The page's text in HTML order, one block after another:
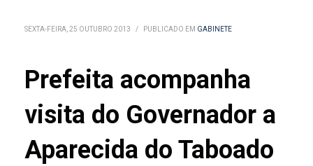
SEXTA-FEIRA, 25 OUTUBRO 2013 / PUBLICADO EM GABINETE
Prefeita acompanha
visita do Governador a
Aparecida do Taboado